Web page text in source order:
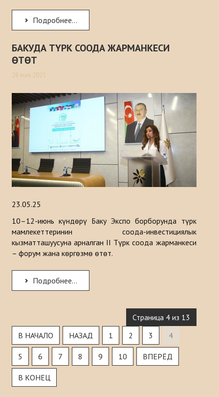
Подробнее...
БАКУДА ТҮРК СООДА ЖАРМАНКЕСИ
ӨТӨТ
28 мая 2025
23.05.25
10–12-июнь күндөрү Баку Экспо борборунда түрк
мамлекеттеринин соода-инвестициялык
кызматташуусуна арналган II Түрк соода жарманкеси
– форум жана көргөзмө өтөт.
Подробнее...
Страница 4 из 13
В НАЧАЛО
НАЗАД 1 2 3 4
5 6 7 8 9 10 ВПЕРЁД
В КОНЕЦ